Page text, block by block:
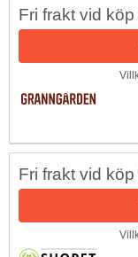
Fri frakt vid
Fri frakt vid